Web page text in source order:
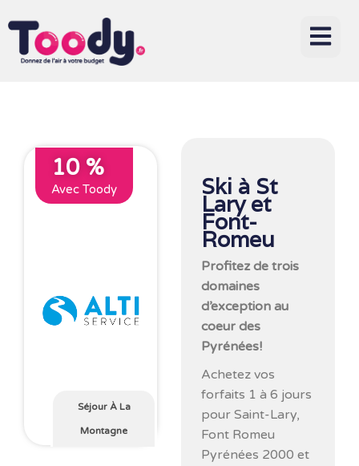
10 %
Avec Toody
Séjour À La
Montagne
Ski à St
Lary et
Font-
Romeu
Profitez de trois
domaines
d’exception au
coeur des
Pyrénées!
Achetez vos
forfaits 1 à 6 jours
pour Saint-Lary,
Font Romeu
Pyrénées 2000 et